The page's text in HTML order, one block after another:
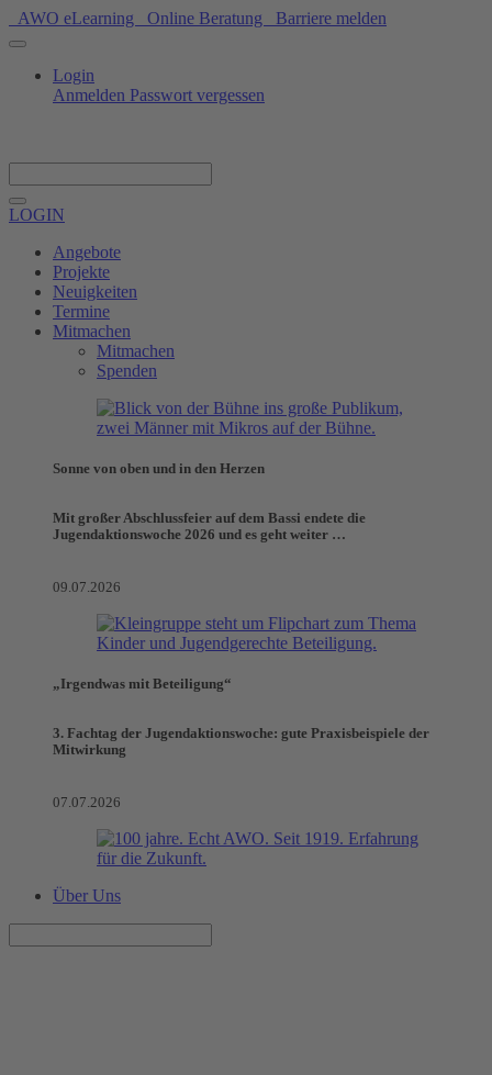
AWO eLearning Online Beratung Barriere melden
Login
Anmelden Passwort vergessen
LOGIN
Angebote
Projekte
Neuigkeiten
Termine
Mitmachen
Mitmachen
Spenden
Sonne von oben und in den Herzen
Mit großer Abschlussfeier auf dem Bassi endete die
Jugendaktionswoche 2026 und es geht weiter …
09.07.2026
„Irgendwas mit Beteiligung“
3. Fachtag der Jugendaktionswoche: gute Praxisbeispiele der
Mitwirkung
07.07.2026
Über Uns